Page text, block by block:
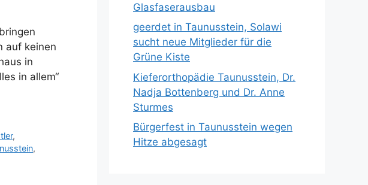
auf keinen
in
in allem“
,
,
Glasfaserausbau
geerdet in Taunusstein, Solawi
sucht neue Mitglieder für die
Grüne Kiste
Kieferorthopädie Taunusstein, Dr.
Nadja Bottenberg und Dr. Anne
Sturmes
Bürgerfest in Taunusstein wegen
Hitze abgesagt